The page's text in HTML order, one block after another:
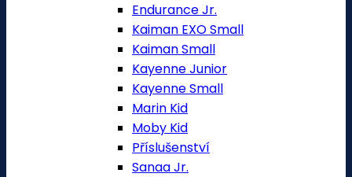
Endurance Jr.
Kaiman EXO Small
Kaiman Small
Kayenne Junior
Kayenne Small
Marin Kid
Moby Kid
Příslušenství
Sanaa Jr.